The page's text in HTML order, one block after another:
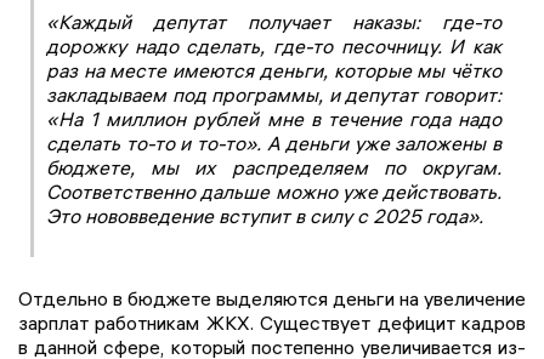
«Каждый депутат получает наказы: где-то
дорожку надо сделать, где-то песочницу. И как
раз на месте имеются деньги, которые мы чётко
закладываем под программы, и депутат говорит:
«На 1 миллион рублей мне в течение года надо
сделать то-то и то-то». А деньги уже заложены в
бюджете, мы их распределяем по округам.
Соответственно дальше можно уже действовать.
Это нововведение вступит в силу с 2025 года».
Отдельно в бюджете выделяются деньги на увеличение
зарплат работникам ЖКХ. Существует дефицит кадров
в данной сфере, который постепенно увеличивается из-